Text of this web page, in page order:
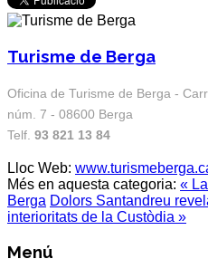
Turisme de Berga
Oficina de Turisme de Berga -
núm. 7 - 08600 Berga
Telf. 93 821 13 84
Lloc Web:
Més en aquesta categoria: «
Berga Dolors Santandreu
interioritats de la Custòdia »
Menú